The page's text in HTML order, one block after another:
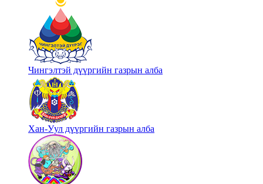
Чингэлтэй дүүргийн газрын алба
Хан-Уул дүүргийн газрын алба